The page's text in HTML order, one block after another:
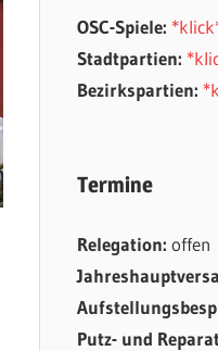
OSC-Spiele:
Stadtpartien:
Bezirkspartien:
Termine
Relegation: offen
Putz- und